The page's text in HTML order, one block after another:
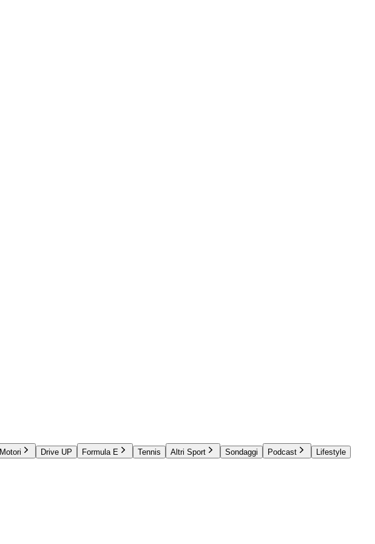
Motori Drive UP Formula E Tennis Altri Sport Sondaggi Podcast
Lifestyle